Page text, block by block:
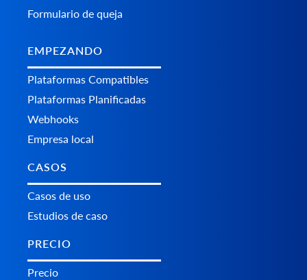
Formulario de queja
EMPEZANDO
Plataformas Сompatibles
Plataformas Planificadas
Webhooks
Empresa local
CASOS
Casos de uso
Estudios de caso
PRECIO
Precio